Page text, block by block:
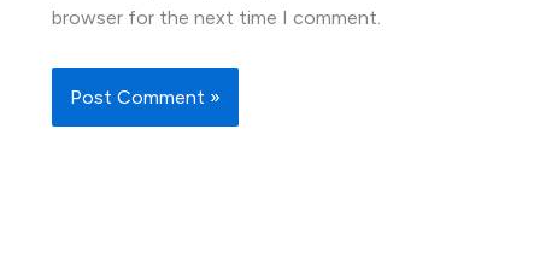
browser for the next time I comment.